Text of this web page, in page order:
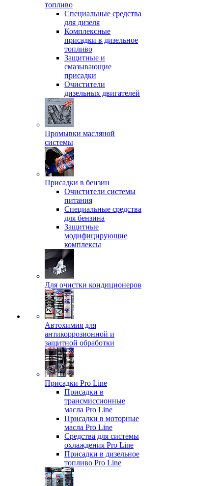
топливо
Спeциальные средства
для дизеля
Комплексные
присадки в дизельное
топливо
Защитные и
смазывающие
присадки
Очистители
дизельных двигателей
Промывки масляной
системы
Присадки в бензин
Очистители системы
питания
Специальные срeдства
для бензина
Защитные
модифицирующие
комплексы
Для очистки кондиционеров
Автохимия для
антикоррозионной и
защитной обработки
Присадки Pro Line
Присадки в
трансмиссионные
масла Pro Line
Присадки в моторные
масла Pro Line
Средства для системы
охлаждения Pro Line
Присадки в дизельное
топливо Pro Line